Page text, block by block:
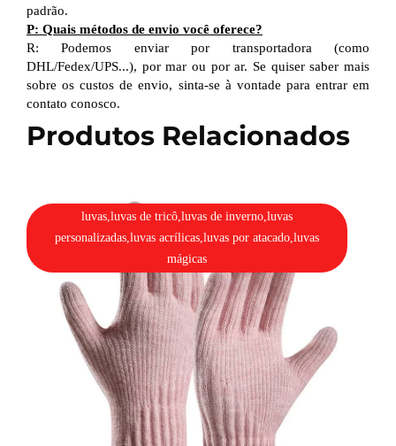
padrão.
P: Quais métodos de envio você oferece?
R: Podemos enviar por transportadora (como
DHL/Fedex/UPS...), por mar ou por ar. Se quiser saber mais
sobre os custos de envio, sinta-se à vontade para entrar em
contato conosco.
Produtos Relacionados
luvas,luvas de tricô,luvas de inverno,luvas
personalizadas,luvas acrílicas,luvas por atacado,luvas
mágicas